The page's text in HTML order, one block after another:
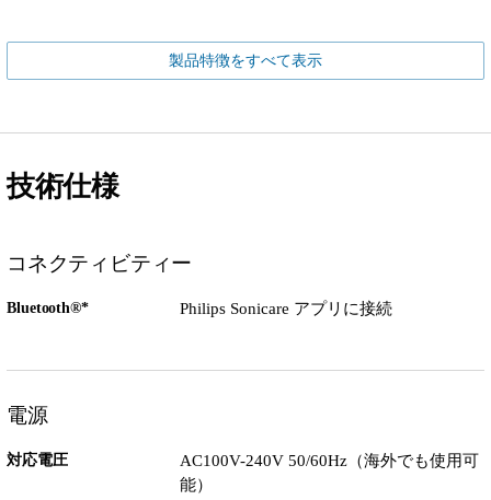
製品特徴をすべて表示
技術仕様
コネクティビティー
Bluetooth®* Philips Sonicare アプリに接続
電源
対応電圧
AC100V-240V 50/60Hz（海外でも使用可
能）